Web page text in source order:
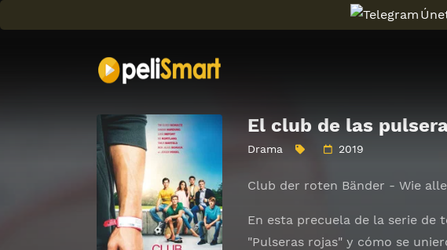
El club de las
Drama 2019
Club der roten Bänder - Wie
En esta precuela de la serie de
"Pulseras rojas" y cómo se